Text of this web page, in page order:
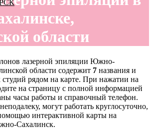
области
лазерной эпиляции Южно-
области содержит 7 названия и
рядом на карте. При нажатии на
на страницу с полной информацией
часы работы и справочный телефон.
могут работать круглосуточно,
интерактивной карты на
Сахалинск.